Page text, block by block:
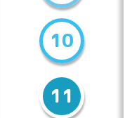
10
11